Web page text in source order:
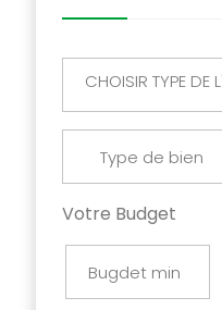
CHOISIR TYPE DE
Type de bien
Votre Budget